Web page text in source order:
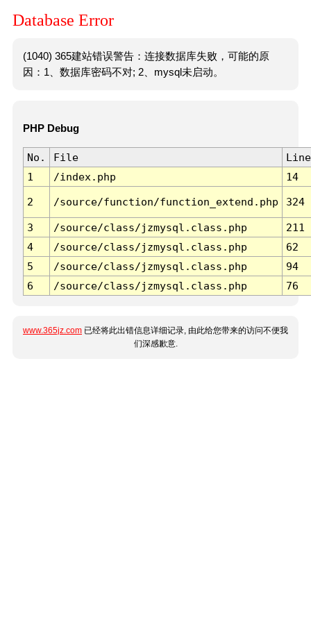
Database Error
(1040) 365建站错误警告：连接数据库失败，可能的原
因：1、数据库密码不对; 2、mysql未启动。
PHP Debug
No. File
Line
1
/index.php 14
2 /source/function/function_extend.php 324
3 /source/class/jzmysql.class.php
211
4
/source/class/jzmysql.class.php
62
5
/source/class/jzmysql.class.php
94
6
/source/class/jzmysql.class.php 76
www.365jz.com 已经将此出错信息详细记录, 由此给您带来的访问不便我
们深感歉意.